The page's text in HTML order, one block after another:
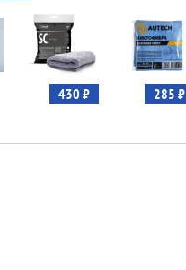
430 ₽ 285 ₽